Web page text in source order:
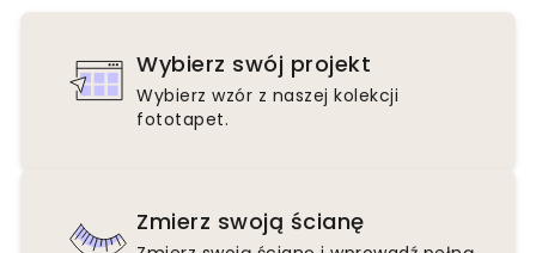
Wybierz swój projekt
Wybierz wzór z naszej kolekcji
fototapet.
Zmierz swoją ścianę